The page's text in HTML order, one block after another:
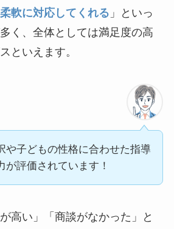
柔軟に対応してくれる 」といっ
く、全体としては満足度の高
といえます。
や子どもの性格に合わせた指導
が評価されています！
高い」「商談がなかった」と